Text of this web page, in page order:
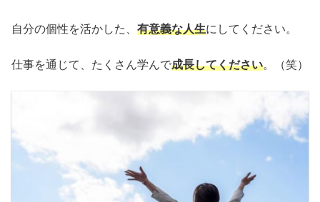
自分の個性を活かした、 有意義な人生にしてください。
仕事を通じて、たくさん学んで成長してください。（笑）